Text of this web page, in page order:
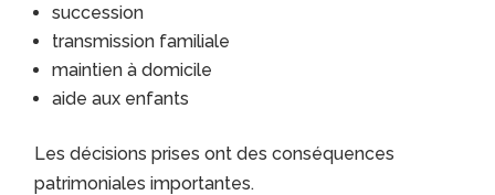
succession
transmission familiale
maintien à domicile
aide aux enfants
Les décisions prises ont des conséquences
patrimoniales importantes.